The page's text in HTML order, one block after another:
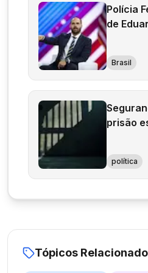
Polícia
de
Brasil
prisão
política
Tópicos